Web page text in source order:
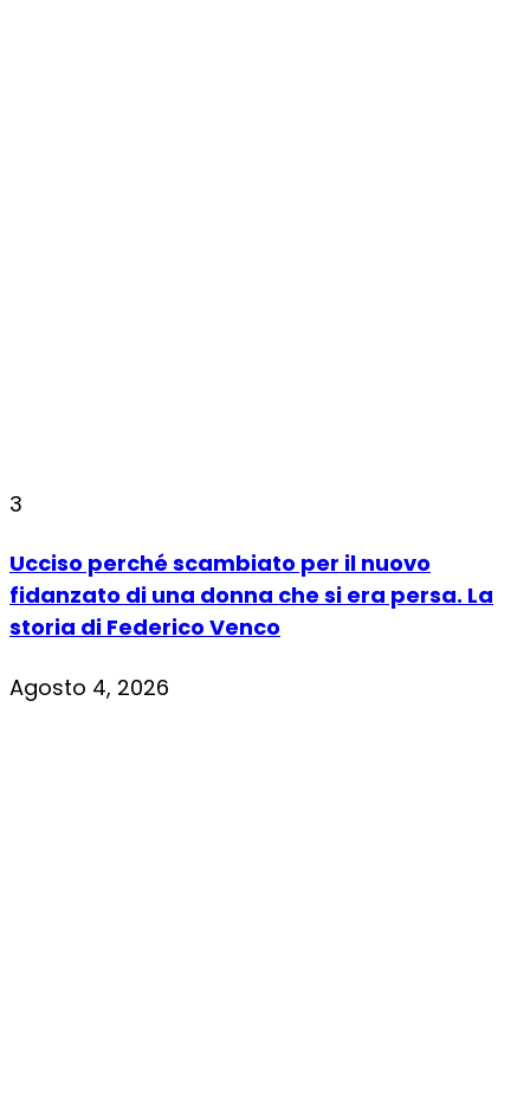
3
Ucciso perché scambiato per il nuovo
fidanzato di una donna che si era persa. La
storia di Federico Venco
Agosto 4, 2026